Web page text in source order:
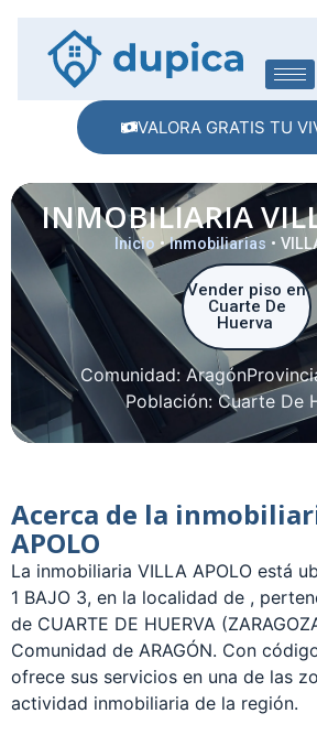
VALORA GRATIS TU
INMOBILIARIA
Inicio •Inmobiliarias •
Vender piso en
Cuarte De
Huerva
Comunidad: Aragón
Población: Cuarte De
Acerca de la
APOLO
La inmobiliaria VILLA APOLO está
1 BAJO 3, en la localidad de ,
de CUARTE DE HUERVA
Comunidad de ARAGÓN. Con
ofrece sus servicios en una de las
actividad inmobiliaria de la región.